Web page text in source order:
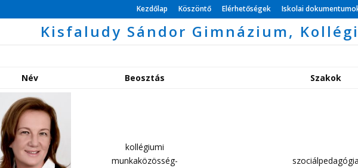
Kezdőlap Köszöntő Elérhetőségek Iskolai
Kisfaludy Sándor Gimnázium,
Név Beosztás Szakok
kollégiumi
munkaközösség-
szociálpedagógia